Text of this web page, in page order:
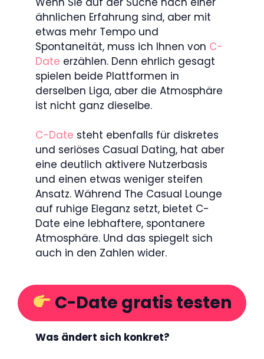
ähnlichen Erfahrung sind, aber mit
etwas mehr Tempo und
Spontaneität, muss ich Ihnen von C-
Date erzählen. Denn ehrlich gesagt
spielen beide Plattformen in
derselben Liga, aber die Atmosphäre
ist nicht ganz dieselbe.
C-Date steht ebenfalls für diskretes
und seriöses Casual Dating, hat aber
eine deutlich aktivere Nutzerbasis
und einen etwas weniger steifen
Ansatz. Während The Casual Lounge
auf ruhige Eleganz setzt, bietet C-
Date eine lebhaftere, spontanere
Atmosphäre. Und das spiegelt sich
auch in den Zahlen wider.
C-Date gratis testen
Was ändert sich konkret?